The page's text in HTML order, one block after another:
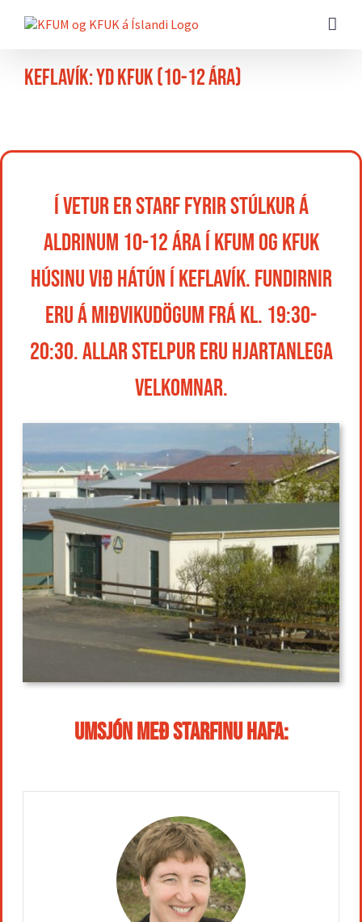
beint
síðunnarKeflavík: YD KFUK (10-12 ára)
Í vetur er starf fyrir stúlkur á
aldrinum 10-12 ára í KFUM og KFUK
húsinu við Hátún í Keflavík. Fundirnir
eru á miðvikudögum frá kl. 19:30-
20:30. Allar stelpur eru hjartanlega
velkomnar.
Umsjón með starfinu hafa: